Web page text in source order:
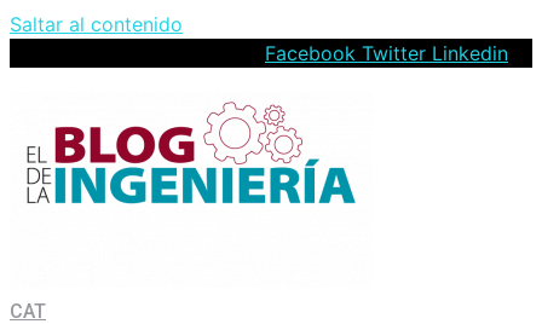
Saltar al contenido
Facebook Twitter Linkedin
CAT